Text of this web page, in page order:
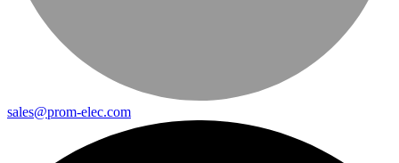
sales@prom-elec.com